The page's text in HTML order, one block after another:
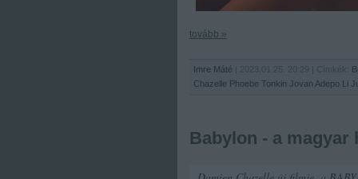
tovább »
Imre Máté | 2023.01.25. 20:29 | Címkék:
Chazelle Phoebe Tonkin Jovan Adepo Li
Babylon - a magyar